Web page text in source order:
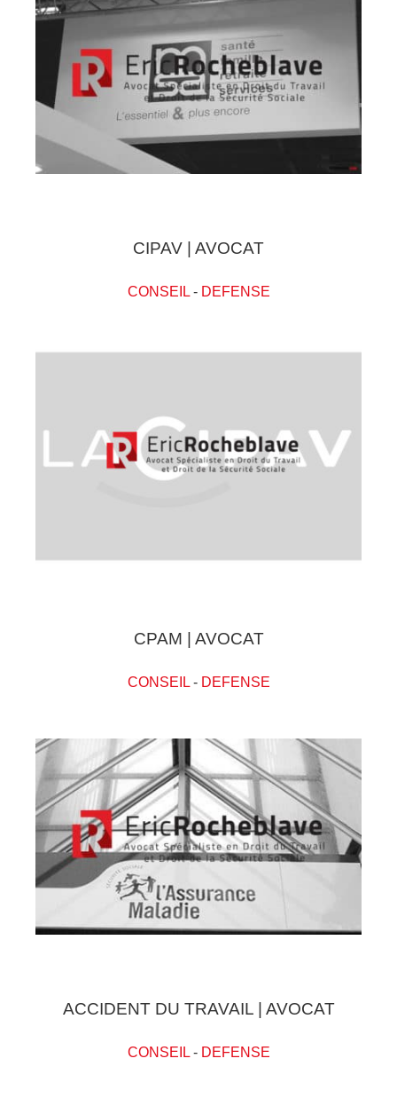
CIPAV | AVOCAT
CONSEIL- DEFENSE
CPAM | AVOCAT
CONSEIL- DEFENSE
ACCIDENT DU TRAVAIL | AVOCAT
CONSEIL- DEFENSE